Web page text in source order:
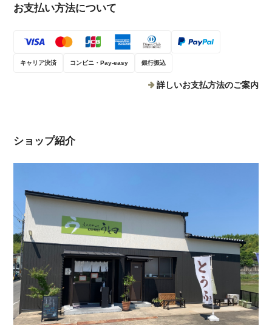
お支払い方法について
キャリア決済 コンビニ・Pay-easy 銀行振込
詳しいお支払方法のご案内
ショップ紹介